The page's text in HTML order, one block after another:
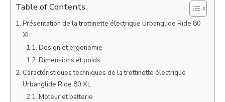
Table of Contents
Présentation de la trottinette électrique Urbanglide Ride 80
XL
Design et ergonomie
Dimensions et poids
Caractéristiques techniques de la trottinette électrique
Urbanglide Ride 80 XL
Moteur et batterie